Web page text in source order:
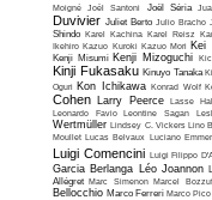
Moigné Joël Santoni Joël Séria
Duvivier Juliet Berto Julio Bracho
Shindo Karel Kachina Karel Reisz
Ikehiro Kazuo Kuroki Kazuo Mori Kei
Kenji Misumi Kenji Mizoguchi
Kinji Fukasaku Kinuyo Tanaka
Oguri Kon Ichikawa Konrad Wolf
Cohen Larry Peerce
Lasse
Leonardo Favio
Leontine Sagan
Wertmüller Lindsey C. Vickers Lino
Moullet Lucas Belvaux Luciano Emmer
Luigi Comencini Luigi Filippo
Garcia Berlanga Léo Joannon
Allégret Marc Simenon Marcel
Bellocchio Marco Ferreri Marco Pico